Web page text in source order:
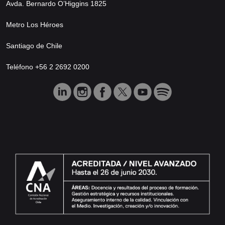
Avda. Bernardo O’Higgins 1825
Metro Los Héroes
Santiago de Chile
Teléfono +56 2 2692 0200